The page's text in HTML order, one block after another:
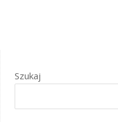
Szukaj